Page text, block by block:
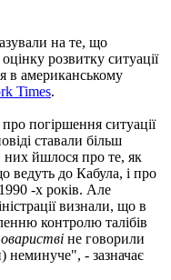
на те, що
розвитку ситуації
в американському
Times.
погіршення ситуації
ставали більш
йшлося про те, як
ведуть до Кабула, і про
-х років. Але
визнали, що в
контролю талібів
не говорили
неминуче", - зазначає